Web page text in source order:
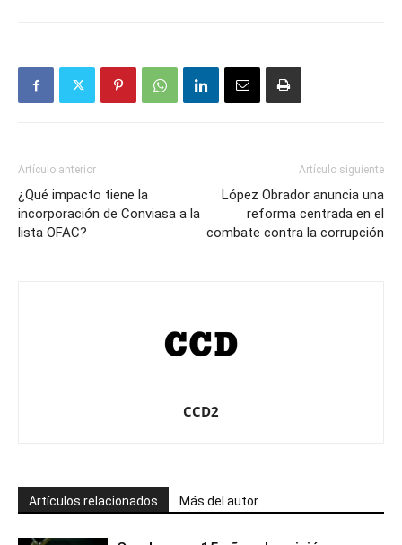
Artículo anterior
¿Qué impacto tiene la
incorporación de Conviasa a la
lista OFAC?
Artículo siguiente
López Obrador anuncia una
reforma centrada en el
combate contra la corrupción
CCD2
Artículos relacionados Más del autor